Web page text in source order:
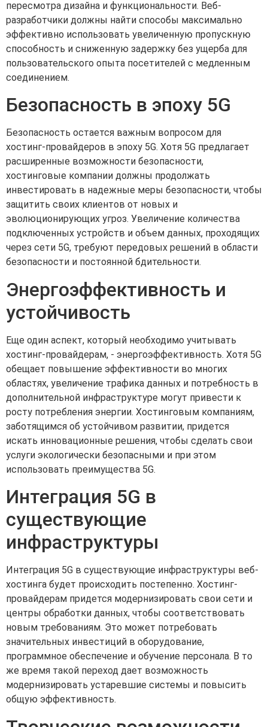
пересмотра дизайна и функциональности. Веб-
разработчики должны найти способы максимально
эффективно использовать увеличенную пропускную
способность и сниженную задержку без ущерба для
пользовательского опыта посетителей с медленным
соединением.
Безопасность в эпоху 5G
Безопасность остается важным вопросом для
хостинг-провайдеров в эпоху 5G. Хотя 5G предлагает
расширенные возможности безопасности,
хостинговые компании должны продолжать
инвестировать в надежные меры безопасности, чтобы
защитить своих клиентов от новых и
эволюционирующих угроз. Увеличение количества
подключенных устройств и объем данных, проходящих
через сети 5G, требуют передовых решений в области
безопасности и постоянной бдительности.
Энергоэффективность и
устойчивость
Еще один аспект, который необходимо учитывать
хостинг-провайдерам, - энергоэффективность. Хотя 5G
обещает повышение эффективности во многих
областях, увеличение трафика данных и потребность в
дополнительной инфраструктуре могут привести к
росту потребления энергии. Хостинговым компаниям,
заботящимся об устойчивом развитии, придется
искать инновационные решения, чтобы сделать свои
услуги экологически безопасными и при этом
использовать преимущества 5G.
Интеграция 5G в
существующие
инфраструктуры
Интеграция 5G в существующие инфраструктуры веб-
хостинга будет происходить постепенно. Хостинг-
провайдерам придется модернизировать свои сети и
центры обработки данных, чтобы соответствовать
новым требованиям. Это может потребовать
значительных инвестиций в оборудование,
программное обеспечение и обучение персонала. В то
же время такой переход дает возможность
модернизировать устаревшие системы и повысить
общую эффективность.